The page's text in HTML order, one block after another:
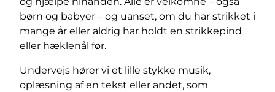
børn og babyer – og uanset, om du har strikket i
mange år eller aldrig har holdt en strikkepind
eller hæklenål før.
Undervejs hører vi et lille stykke musik,
oplæsning af en tekst eller andet, som